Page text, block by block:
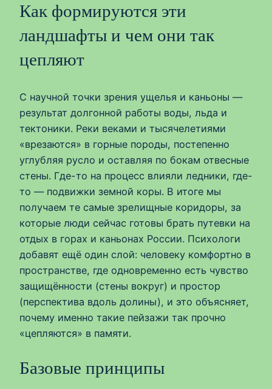
Как формируются эти
ландшафты и чем они так
цепляют
С научной точки зрения ущелья и каньоны —
результат долгонной работы воды, льда и
тектоники. Реки веками и тысячелетиями
«врезаются» в горные породы, постепенно
углубляя русло и оставляя по бокам отвесные
стены. Где-то на процесс влияли ледники, где-
то — подвижки земной коры. В итоге мы
получаем те самые зрелищные коридоры, за
которые люди сейчас готовы брать путевки на
отдых в горах и каньонах России. Психологи
добавят ещё один слой: человеку комфортно в
пространстве, где одновременно есть чувство
защищённости (стены вокруг) и простор
(перспектива вдоль долины), и это объясняет,
почему именно такие пейзажи так прочно
«цепляются» в памяти.
Базовые принципы